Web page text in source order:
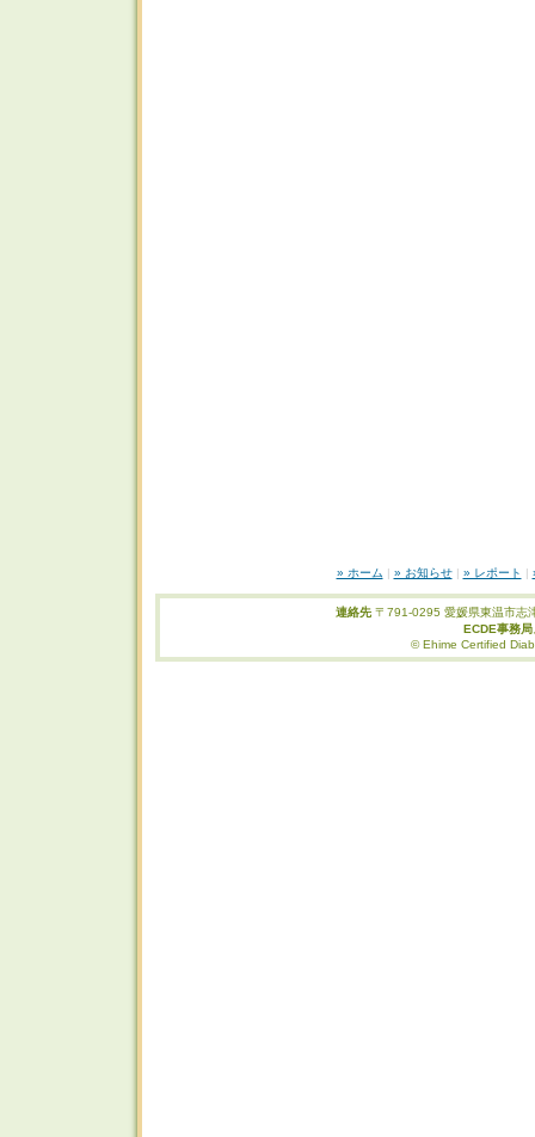
» ホーム | » お知らせ| » レポート |
連絡先 〒791-0295 愛媛県東温市志
ECDE事務
© Ehime Certified